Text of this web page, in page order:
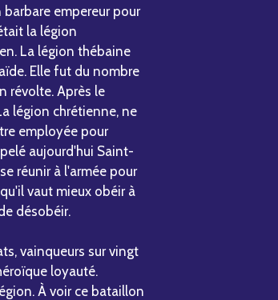
empereur pour
la légion
La légion thébaine
Elle fut du nombre
révolte. Après le
légion chrétienne, ne
employée pour
aujourd'hui Saint-
réunir à l'armée pour
vaut mieux obéir à
désobéir.
vainqueurs sur vingt
loyauté.
À voir ce bataillon